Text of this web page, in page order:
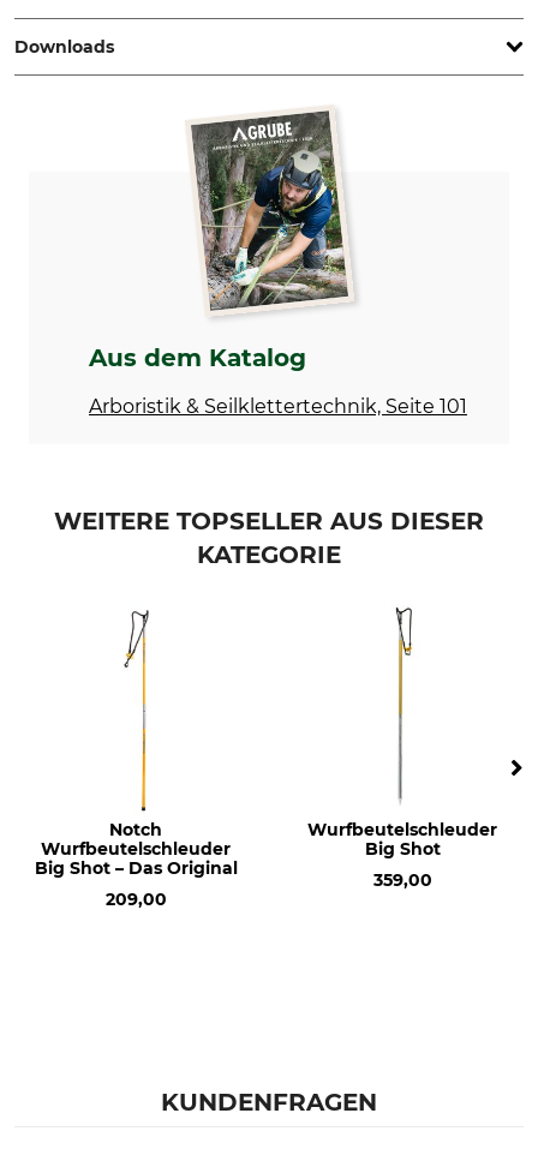
Marke
Notch
290 g
Downloads
Bedienungsanleitung | Manual_Notch-Big-Shot-Trigger_71-451-05_intl_09022023.pdf
Aus dem Katalog
Arboristik & Seilklettertechnik, Seite 101
WEITERE TOPSELLER AUS DIESER
KATEGORIE
Notch
Wurfbeutelschleuder
Big Shot – Das Original
209,00
Wurfbeutelschleuder
Big Shot
359,00
KUNDENFRAGEN